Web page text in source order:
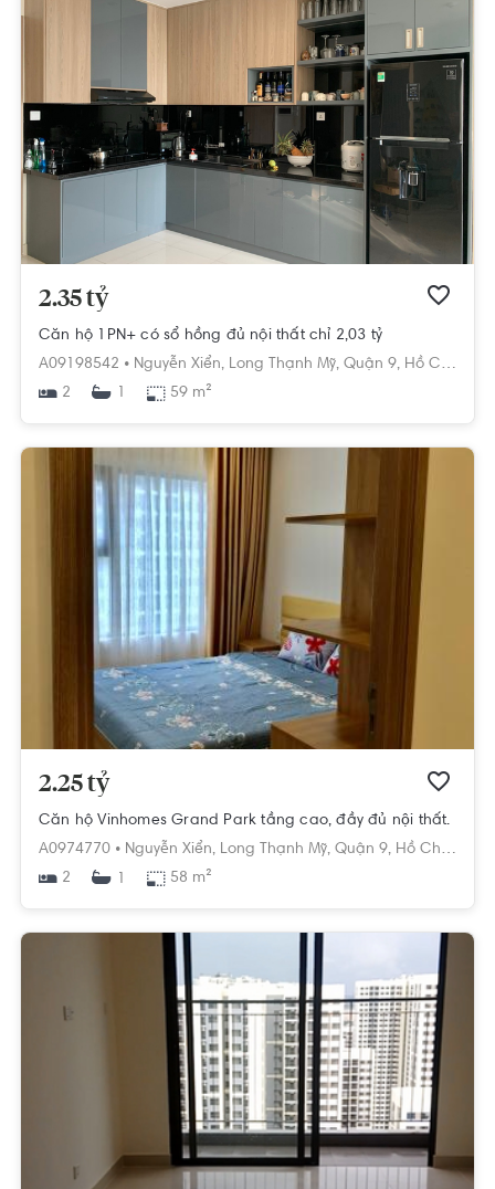
2.35 tỷ
Căn hộ 1PN+ có sổ hồng đủ nội thất chỉ 2,03 tỷ
A09198542 • Nguyễn Xiển, Long Thạnh Mỹ, Quận 9, Hồ Chí Minh
2
1 59 m²
2.25 tỷ
Căn hộ Vinhomes Grand Park tầng cao, đầy đủ nội thất.
A0974770 • Nguyễn Xiển, Long Thạnh Mỹ, Quận 9, Hồ Chí Minh
2
1 58 m²